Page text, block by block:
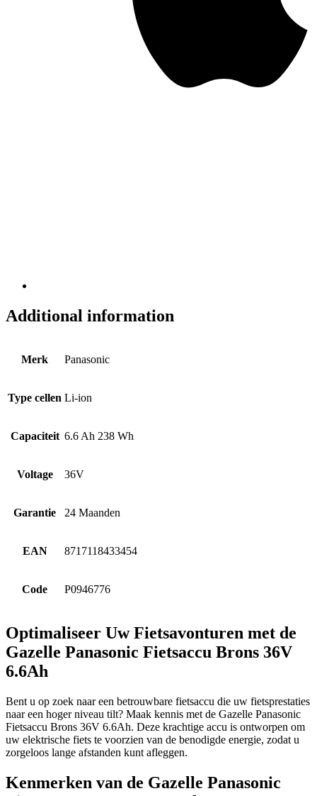
Additional information
Merk Panasonic
Type cellen Li-ion
Capaciteit 6.6 Ah 238 Wh
Voltage 36V
Garantie 24 Maanden
EAN 8717118433454
Code P0946776
Optimaliseer Uw Fietsavonturen met de
Gazelle Panasonic Fietsaccu Brons 36V
6.6Ah
Bent u op zoek naar een betrouwbare fietsaccu die uw fietsprestaties
naar een hoger niveau tilt? Maak kennis met de Gazelle Panasonic
Fietsaccu Brons 36V 6.6Ah. Deze krachtige accu is ontworpen om
uw elektrische fiets te voorzien van de benodigde energie, zodat u
zorgeloos lange afstanden kunt afleggen.
Kenmerken van de Gazelle Panasonic